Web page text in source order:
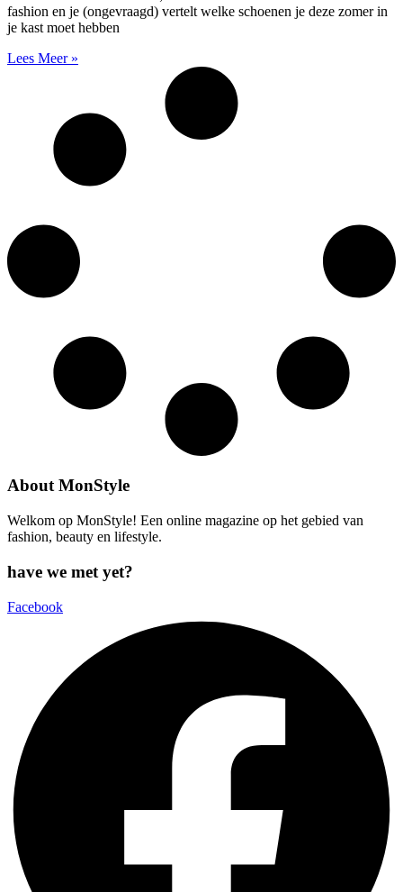
fashion en je (ongevraagd) vertelt welke schoenen je deze zomer in
je kast moet hebben
Lees Meer »
About MonStyle
Welkom op MonStyle! Een online magazine op het gebied van
fashion, beauty en lifestyle.
have we met yet?
Facebook